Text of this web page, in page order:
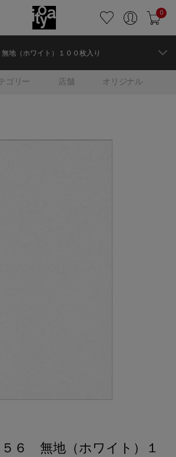
0
ゴリー 店舗 オリジナル
（ホワイト）１００枚入り
６ 無地（ホワイト）１